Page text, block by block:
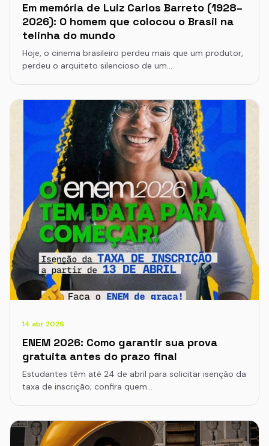
Em memória de Luiz Carlos Barreto (1928–
2026): O homem que colocou o Brasil na
telinha do mundo
Hoje, o cinema brasileiro perdeu mais que um produtor,
perdeu o arquiteto silencioso de um…
14 abr 2026
ENEM 2026: Como garantir sua prova
gratuita antes do prazo final
Estudantes têm até 24 de abril para solicitar isenção da
taxa de inscrição; confira quem…